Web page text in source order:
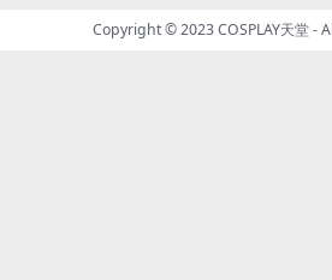
Copyright © 2023COSPLAY天堂-